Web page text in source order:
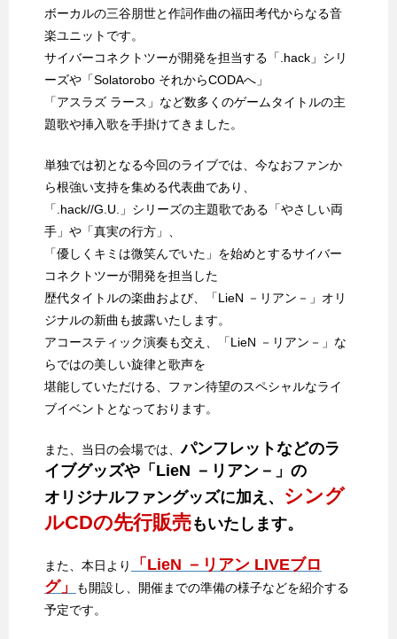
ボーカルの三谷朋世と作詞作曲の福田考代からなる音
楽ユニットです。
サイバーコネクトツーが開発を担当する「.hack」シリ
ーズや「Solatorobo それからCODAへ」
「アスラズ ラース」など数多くのゲームタイトルの主
題歌や挿入歌を手掛けてきました。
単独では初となる今回のライブでは、今なおファンか
ら根強い支持を集める代表曲であり、
「.hack//G.U.」シリーズの主題歌である「やさしい両
手」や「真実の行方」、
「優しくキミは微笑んでいた」を始めとするサイバー
コネクトツーが開発を担当した
歴代タイトルの楽曲および、「LieN －リアン－」オリ
ジナルの新曲も披露いたします。
アコースティック演奏も交え、「LieN －リアン－」な
らではの美しい旋律と歌声を
堪能していただける、ファン待望のスペシャルなライ
ブイベントとなっております。
また、当日の会場では、パンフレットなどのラ
イブグッズや「LieN －リアン－」の
オリジナルファングッズに加え、 シング
ルCDの先行販売もいたします。
また、本日より
「LieN －リアン LIVEブロ
グ」
も開設し、開催までの準備の様子などを紹介する
予定です。